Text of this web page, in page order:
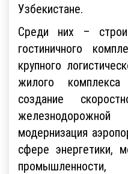
Узбекистане.
Среди них –
гостиничного
крупного
жилого
создание
модернизация
сфере энергетики,